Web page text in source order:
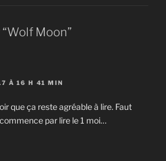
Moon”
À 16 H 41 MIN
que ça reste agréable à lire. Faut
par lire le 1 moi…